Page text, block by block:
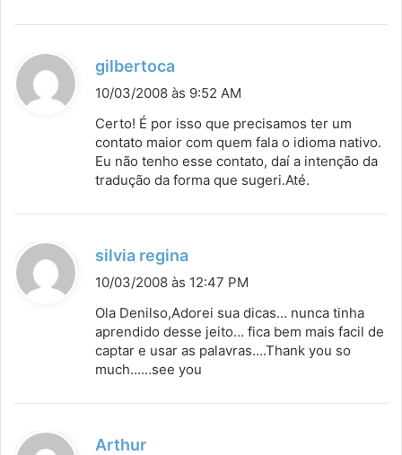
gilbertoca
i
s
e
:
10/03/2008 às 9:52 AM
Certo! É por isso que precisamos ter um
contato maior com quem fala o idioma nativo.
Eu não tenho esse contato, daí a intenção da
tradução da forma que sugeri.Até.
silvia regina
i
s
e
:
10/03/2008 às 12:47 PM
Ola Denilso,Adorei sua dicas… nunca tinha
aprendido desse jeito… fica bem mais facil de
captar e usar as palavras….Thank you so
much……see you
Arthur